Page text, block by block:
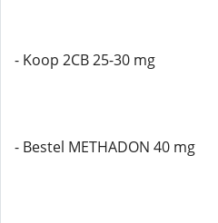
- Koop 2CB 25-30 mg
- Bestel METHADON 40 mg